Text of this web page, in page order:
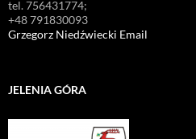
tel. 756431774;
+48 791830093
Grzegorz Niedźwiecki Email
JELENIA GÓRA